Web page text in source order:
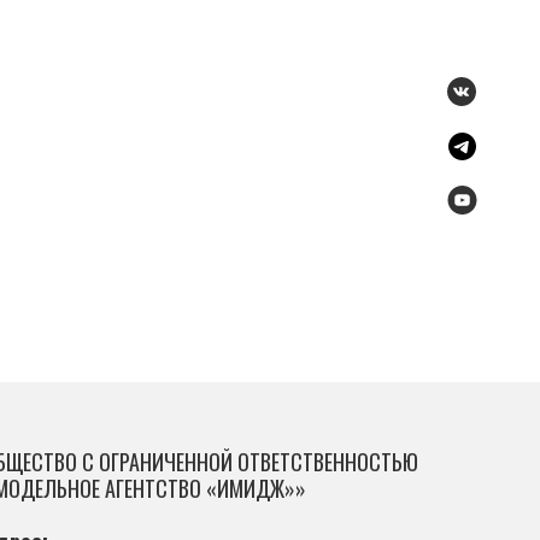
С ОГРАНИЧЕННОЙ ОТВЕТСТВЕННОСТЬЮ
АГЕНТСТВО «ИМИДЖ»»